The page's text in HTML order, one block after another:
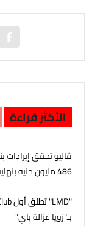
الأكثر قراءة
486 مليون جنيه بنهاية يونيو 2026
بـ"زويا غزالة باي"